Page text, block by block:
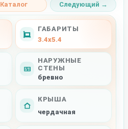
Каталог Следующий →
ГАБАРИТЫ
3.4x5.4
НАРУЖНЫЕ
СТЕНЫ
бревно
КРЫША
чердачная